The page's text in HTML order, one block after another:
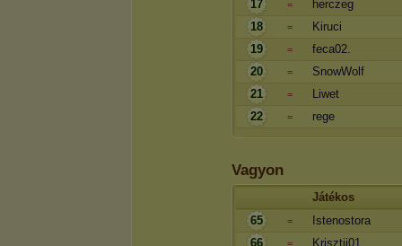
17
=
herczeg
18
=
Kiruci
19
=
feca02.
20
=
SnowWolf
21
=
Liwet
22
= rege
Vagyon
Játékos
65
=
Istenostora
66
=
Krisztii01